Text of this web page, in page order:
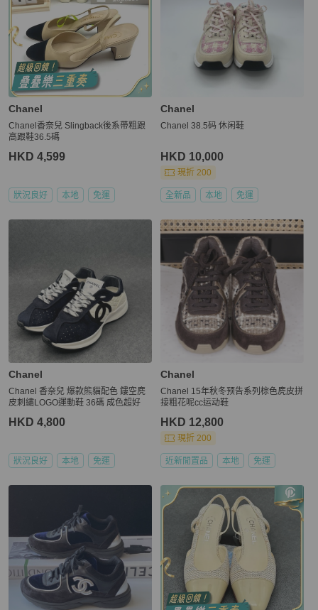
Chanel
Chanel香奈兒 Slingback後系帶粗跟
高跟鞋36.5碼
HKD 4,599
狀況良好 本地 免運
Chanel
Chanel 38.5码 休闲鞋
HKD 10,000
現折 200
全新品 本地 免運
Chanel
Chanel 香奈兒 爆款熊貓配色 鏤空麂
皮刺繡LOGO運動鞋 36碼 成色超好
HKD 4,800
狀況良好 本地 免運
Chanel
Chanel 15年秋冬预告系列棕色麂皮拼
接粗花呢cc运动鞋
HKD 12,800
現折 200
近新閒置品 本地 免運